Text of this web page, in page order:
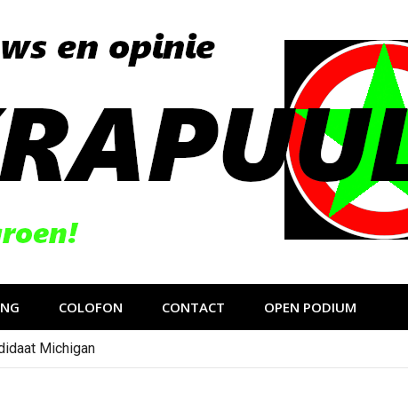
COLOFON CONTACT OPEN PODIUM
Michigan